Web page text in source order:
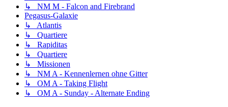
↳ NM M - Falcon and Firebrand
Pegasus-Galaxie
↳ Atlantis
↳ Quartiere
↳ Rapiditas
↳ Quartiere
↳ Missionen
↳ NM A - Kennenlernen ohne Gitter
↳ OM A - Taking Flight
↳ OM A - Sunday - Alternate Ending